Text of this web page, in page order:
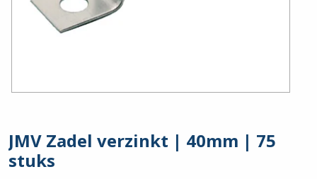
JMV Zadel verzinkt | 40mm | 75
stuks